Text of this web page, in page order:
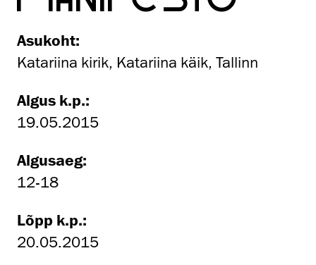
Asukoht:
Katariina kirik, Katariina käik, Tallinn
Algus k.p.:
19.05.2015
Algusaeg:
12-18
Lõpp k.p.:
20.05.2015